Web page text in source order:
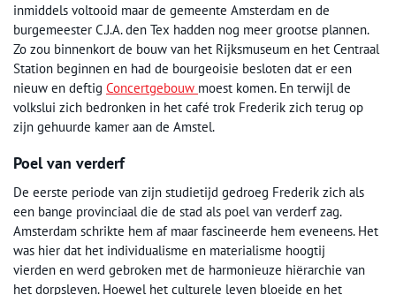
inmiddels voltooid maar de gemeente Amsterdam en de
burgemeester C.J.A. den Tex hadden nog meer grootse plannen.
Zo zou binnenkort de bouw van het Rijksmuseum en het Centraal
Station beginnen en had de bourgeoisie besloten dat er een
nieuw en deftig Concertgebouw moest komen. En terwijl de
volkslui zich bedronken in het café trok Frederik zich terug op
zijn gehuurde kamer aan de Amstel.
Poel van verderf
De eerste periode van zijn studietijd gedroeg Frederik zich als
een bange provinciaal die de stad als poel van verderf zag.
Amsterdam schrikte hem af maar fascineerde hem eveneens. Het
was hier dat het individualisme en materialisme hoogtij
vierden en werd gebroken met de harmonieuze hiërarchie van
het dorpsleven. Hoewel het culturele leven bloeide en het